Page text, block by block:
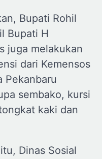
Bupati Rohil
Bupati H
juga melakukan
dari Kemensos
Pekanbaru
sembako, kursi
kaki dan
Dinas Sosial